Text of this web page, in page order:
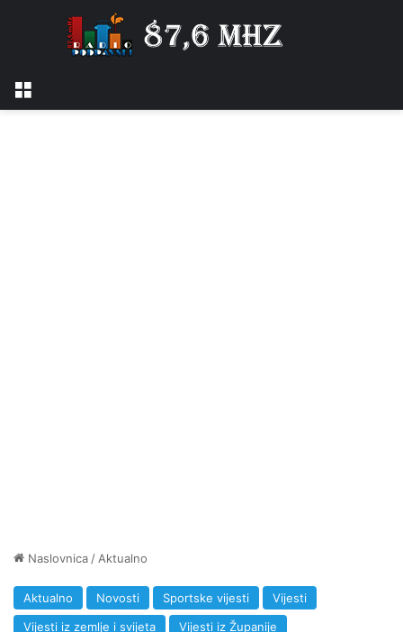
Naslovnica / Aktualno
Aktualno Novosti Sportske vijesti
Vijesti
Vijesti iz zemlje i svijeta
Vijesti iz Županije